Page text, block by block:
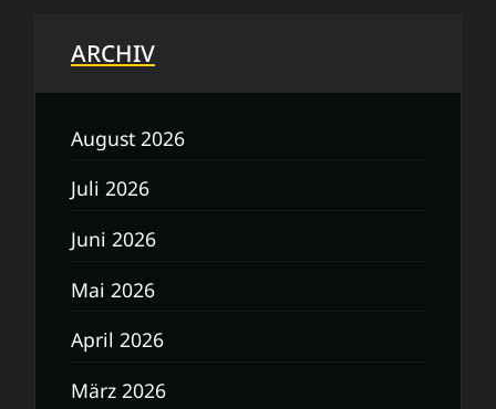
ARCHIV
August 2026
Juli 2026
Juni 2026
Mai 2026
April 2026
März 2026